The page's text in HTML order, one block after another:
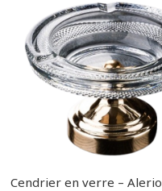
Cendrier en verre – Alerio